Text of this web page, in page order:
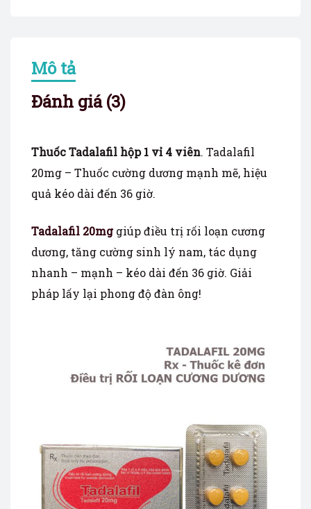
Mô tả
Đánh giá (3)
Thuốc Tadalafil hộp 1 vỉ 4 viên. Tadalafil
20mg – Thuốc cường dương mạnh mẽ, hiệu
quả kéo dài đến 36 giờ.
Tadalafil 20mggiúp điều trị rối loạn cương
dương, tăng cường sinh lý nam, tác dụng
nhanh – mạnh – kéo dài đến 36 giờ. Giải
pháp lấy lại phong độ đàn ông!